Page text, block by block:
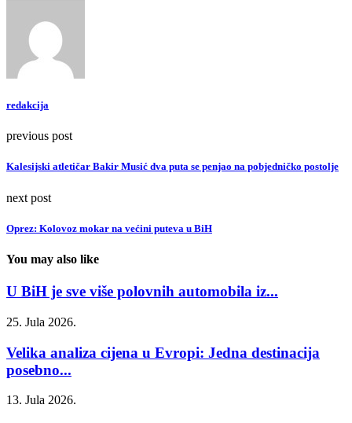
redakcija
previous post
Kalesijski atletičar Bakir Musić dva puta se penjao na pobjedničko postolje
next post
Oprez: Kolovoz mokar na većini puteva u BiH
You may also like
U BiH je sve više polovnih automobila iz...
25. Jula 2026.
Velika analiza cijena u Evropi: Jedna destinacija
posebno...
13. Jula 2026.